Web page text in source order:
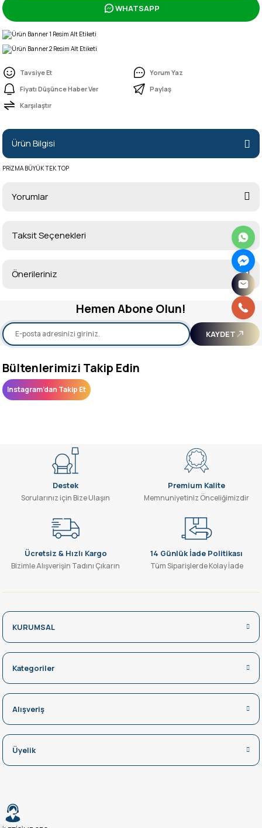
WHATSAPP
Tavsiye Et
Yorum Yaz
Fiyatı Düşünce Haber Ver
Paylaş
Karşılaştır
Ürün Bilgisi
PRİZMA BÜYÜK TEK TOP
Yorumlar
Bu ürüne ilk yorumu siz yapın!
Taksit Seçenekleri
Önerileriniz
Bu ürünün fiyat bilgisi, resim, ürün açıklamalarında ve diğer konularda
yetersiz gördüğünüz noktaları öneri formunu kullanarak tarafımıza
iletebilirsiniz.
Görüş ve önerileriniz için teşekkür ederiz.
Ürün resmi kalitesiz, bozuk veya görüntülenemiyor.
Ürün açıklamasında eksik bilgiler bulunuyor.
Ürün bilgilerinde hatalar bulunuyor.
Hemen Abone Olun!
KAYDET
Bültenlerimizi Takip Edin
Instagram’dan Takip Et
Destek
Sorularınız için Bize Ulaşın
Premium Kalite
Memnuniyetiniz Önceliğimizdir
Ücretsiz & Hızlı Kargo
Bizimle Alışverişin Tadını Çıkarın
14 Günlük İade Politikası
Tüm Siparişlerde Kolay İade
KURUMSAL
Kategoriler
Alışveriş
Üyelik